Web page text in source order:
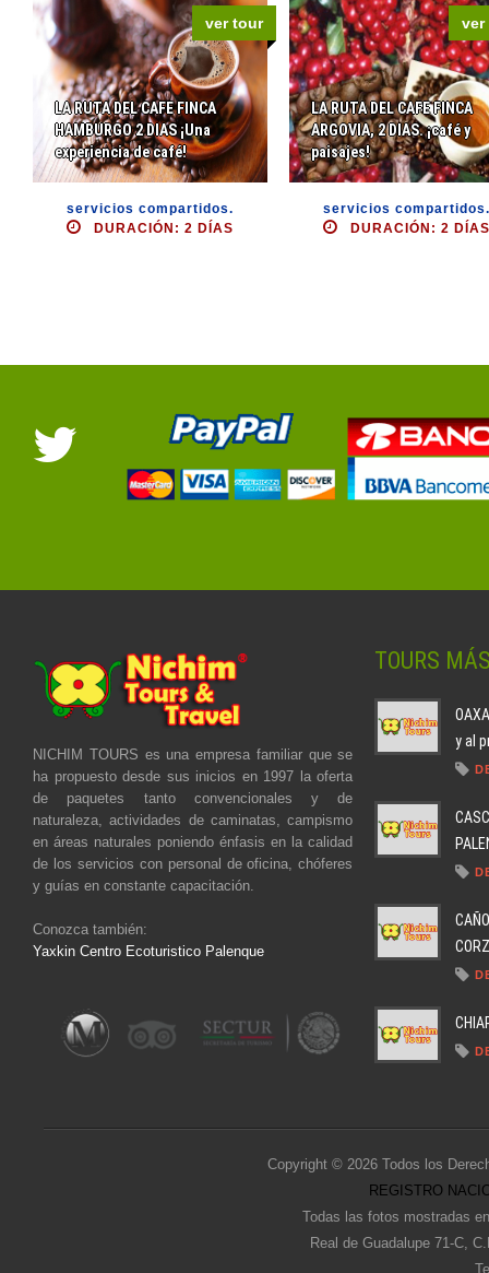
ver tour
LA RUTA DEL CAFE FINCA
HAMBURGO 2 DIAS ¡Una
experiencia de café!
servicios compartidos.
DURACIÓN: 2 DÍAS
ver
LA RUTA DEL CAFE FINCA
ARGOVIA, 2 DIAS. ¡café y
paisajes!
servicios compartidos.
DURACIÓN: 2 DÍAS
NICHIM TOURS es una empresa familiar que se
ha propuesto desde sus inicios en 1997 la oferta
de paquetes tanto convencionales y de
naturaleza, actividades de caminatas, campismo
en áreas naturales poniendo énfasis en la calidad
de los servicios con personal de oficina, chóferes
y guías en constante capacitación.
Conozca también:
Yaxkin Centro Ecoturistico Palenque
TOURS
y al
Copyright © 2026 Todos los
REGISTRO
Todas las fotos mostradas
Real de Guadalupe 71-C,